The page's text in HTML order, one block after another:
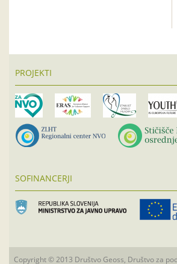
PROJEKTI
SOFINANCERJI
Copyright © 2013 Društvo Geoss, Društvo za